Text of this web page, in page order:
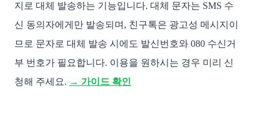
지로 대체 발송하는 기능입니다. 대체 문자는 SMS 수
신 동의자에게만 발송되며​, 친구톡은 광고성 메시지이
므로 문자로 대체 발송 시에도 발신번호와 080 수신거
부 번호가 필요합니다. 이용을 원하시는 경우 미리 신
청해 주세요. → 가이드 확인